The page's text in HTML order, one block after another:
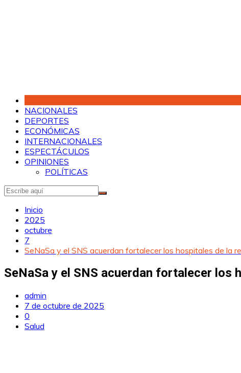
NACIONALES
DEPORTES
ECONÓMICAS
INTERNACIONALES
ESPECTÁCULOS
OPINIONES
POLÍTICAS
Inicio
2025
octubre
7
SeNaSa y el SNS acuerdan fortalecer los hospitales de la
SeNaSa y el SNS acuerdan fortalecer los
admin
7 de octubre de 2025
0
Salud